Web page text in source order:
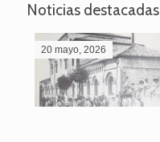
Noticias destacadas
20 mayo, 2026